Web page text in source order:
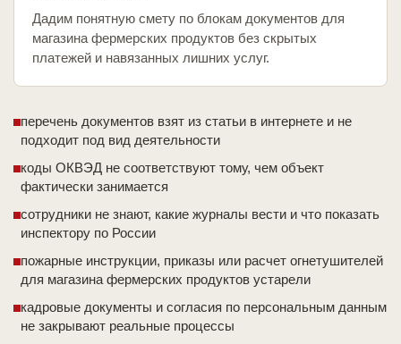
Дадим понятную смету по блокам документов для
магазина фермерских продуктов без скрытых
платежей и навязанных лишних услуг.
перечень документов взят из статьи в интернете и не
подходит под вид деятельности
коды ОКВЭД не соответствуют тому, чем объект
фактически занимается
сотрудники не знают, какие журналы вести и что показать
инспектору по России
пожарные инструкции, приказы или расчет огнетушителей
для магазина фермерских продуктов устарели
кадровые документы и согласия по персональным данным
не закрывают реальные процессы